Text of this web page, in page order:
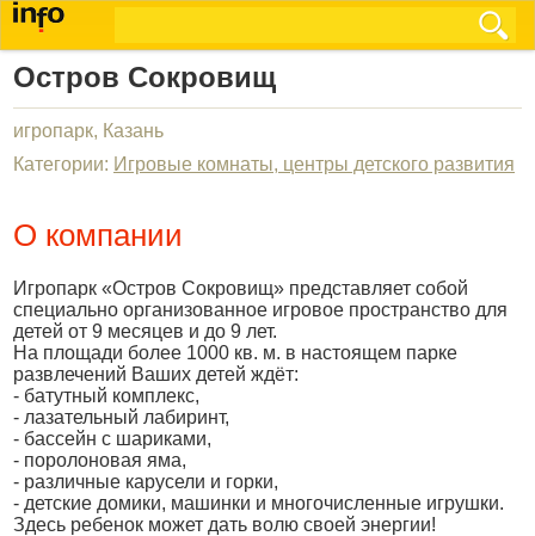
Остров Сокровищ
игропарк, Казань
Категории: Игровые комнаты, центры детского развития
О компании
Игропарк «Остров Сокровищ» представляет собой
специально организованное игровое пространство для
детей от 9 месяцев и до 9 лет.
На площади более 1000 кв. м. в настоящем парке
развлечений Ваших детей ждёт:
- батутный комплекс,
- лазательный лабиринт,
- бассейн с шариками,
- поролоновая яма,
- различные карусели и горки,
- детские домики, машинки и многочисленные игрушки.
Здесь ребенок может дать волю своей энергии!